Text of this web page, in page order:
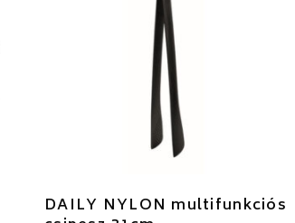
DAILY NYLON multifunkciós